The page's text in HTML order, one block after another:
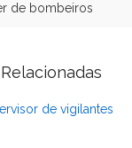
de bombeiros
de vigilantes